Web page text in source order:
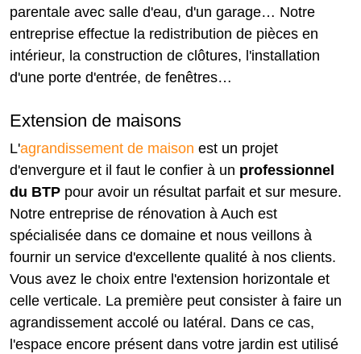
parentale avec salle d'eau, d'un garage… Notre
entreprise effectue la redistribution de pièces en
intérieur, la construction de clôtures, l'installation
d'une porte d'entrée, de fenêtres…
Extension de maisons
L'agrandissement de maison est un projet
d'envergure et il faut le confier à un professionnel
du BTP pour avoir un résultat parfait et sur mesure.
Notre entreprise de rénovation à Auch est
spécialisée dans ce domaine et nous veillons à
fournir un service d'excellente qualité à nos clients.
Vous avez le choix entre l'extension horizontale et
celle verticale. La première peut consister à faire un
agrandissement accolé ou latéral. Dans ce cas,
l'espace encore présent dans votre jardin est utilisé